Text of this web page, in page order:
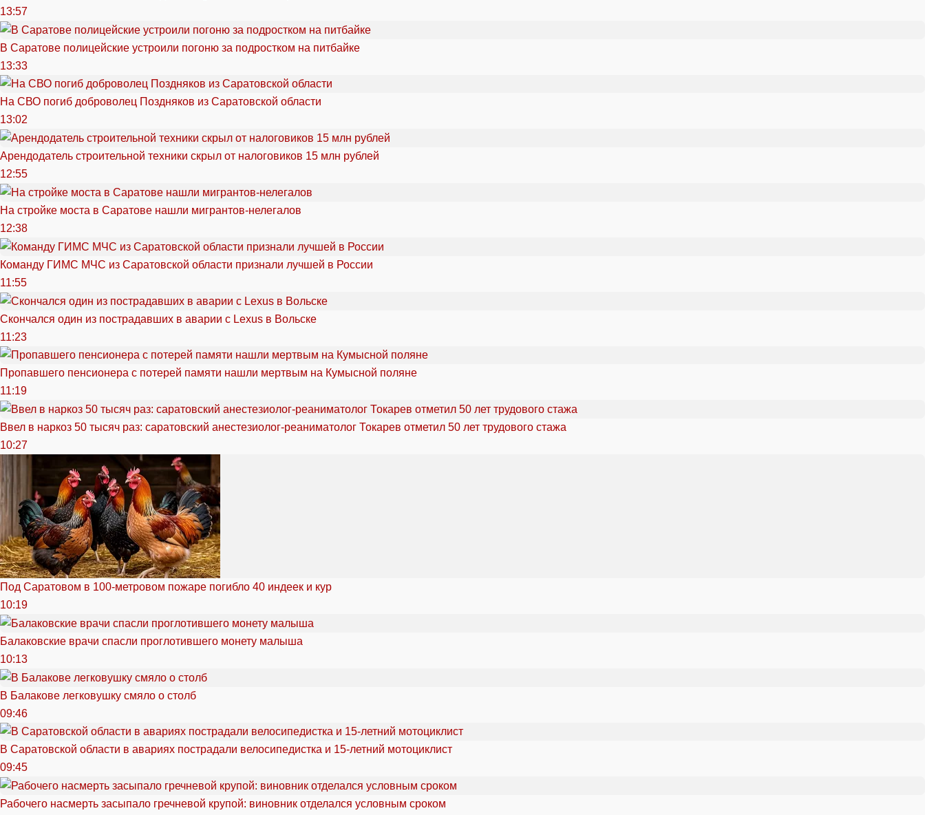
13:57
В Саратове полицейские устроили погоню за подростком на питбайке
13:33
На СВО погиб доброволец Поздняков из Саратовской области
13:02
Арендодатель строительной техники скрыл от налоговиков 15 млн рублей
12:55
На стройке моста в Саратове нашли мигрантов-нелегалов
12:38
Команду ГИМС МЧС из Саратовской области признали лучшей в России
11:55
Скончался один из пострадавших в аварии c Lexus в Вольске
11:23
Пропавшего пенсионера с потерей памяти нашли мертвым на Кумысной поляне
11:19
Ввел в наркоз 50 тысяч раз: саратовский анестезиолог-реаниматолог Токарев отметил 50 лет трудового стажа
10:27
Под Саратовом в 100-метровом пожаре погибло 40 индеек и кур
10:19
Балаковские врачи спасли проглотившего монету малыша
10:13
В Балакове легковушку смяло о столб
09:46
В Саратовской области в авариях пострадали велосипедистка и 15-летний мотоциклист
09:45
Рабочего насмерть засыпало гречневой крупой: виновник отделался условным сроком